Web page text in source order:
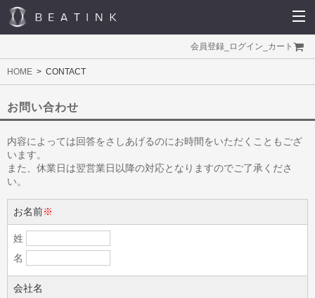
会員登録 ログイン カート
HOME CONTACT
お問い合わせ
内容によっては回答をさしあげるのにお時間をいただくこともござ
います。
また、休業日は翌営業日以降の対応となりますのでご了承くださ
い。
お名前※
姓
名
会社名